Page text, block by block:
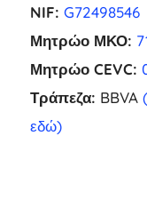
NIF: G72498546
Μητρώο ΜΚΟ:
Μητρώο CEVC:
Τράπεζα: BBVA
εδώ)